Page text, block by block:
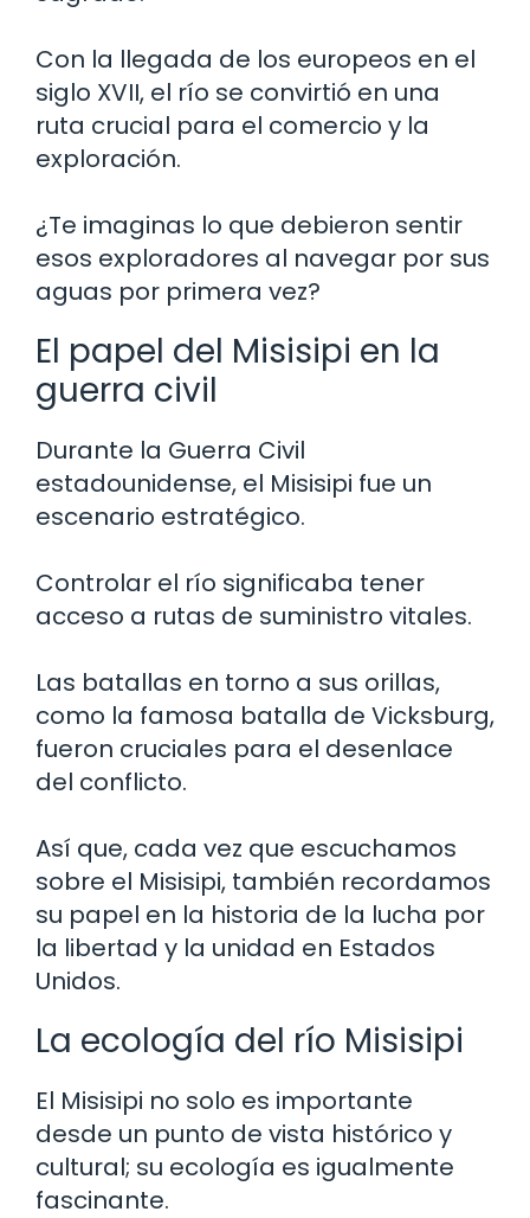
Con la llegada de los europeos en el
siglo XVII, el río se convirtió en una
ruta crucial para el comercio y la
exploración.
¿Te imaginas lo que debieron sentir
esos exploradores al navegar por sus
aguas por primera vez?
El papel del Misisipi en la
guerra civil
Durante la Guerra Civil
estadounidense, el Misisipi fue un
escenario estratégico.
Controlar el río significaba tener
acceso a rutas de suministro vitales.
Las batallas en torno a sus orillas,
como la famosa batalla de Vicksburg,
fueron cruciales para el desenlace
del conflicto.
Así que, cada vez que escuchamos
sobre el Misisipi, también recordamos
su papel en la historia de la lucha por
la libertad y la unidad en Estados
Unidos.
La ecología del río Misisipi
El Misisipi no solo es importante
desde un punto de vista histórico y
cultural; su ecología es igualmente
fascinante.